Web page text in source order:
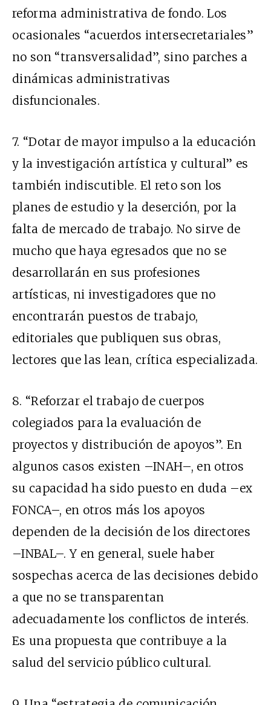
reforma administrativa de fondo. Los
ocasionales “acuerdos intersecretariales”
no son “transversalidad”, sino parches a
dinámicas administrativas
disfuncionales.
7. “Dotar de mayor impulso a la educación
y la investigación artística y cultural” es
también indiscutible. El reto son los
planes de estudio y la deserción, por la
falta de mercado de trabajo. No sirve de
mucho que haya egresados que no se
desarrollarán en sus profesiones
artísticas, ni investigadores que no
encontrarán puestos de trabajo,
editoriales que publiquen sus obras,
lectores que las lean, crítica especializada.
8. “Reforzar el trabajo de cuerpos
colegiados para la evaluación de
proyectos y distribución de apoyos”. En
algunos casos existen –INAH–, en otros
su capacidad ha sido puesto en duda –ex
FONCA–, en otros más los apoyos
dependen de la decisión de los directores
–INBAL–. Y en general, suele haber
sospechas acerca de las decisiones debido
a que no se transparentan
adecuadamente los conflictos de interés.
Es una propuesta que contribuye a la
salud del servicio público cultural.